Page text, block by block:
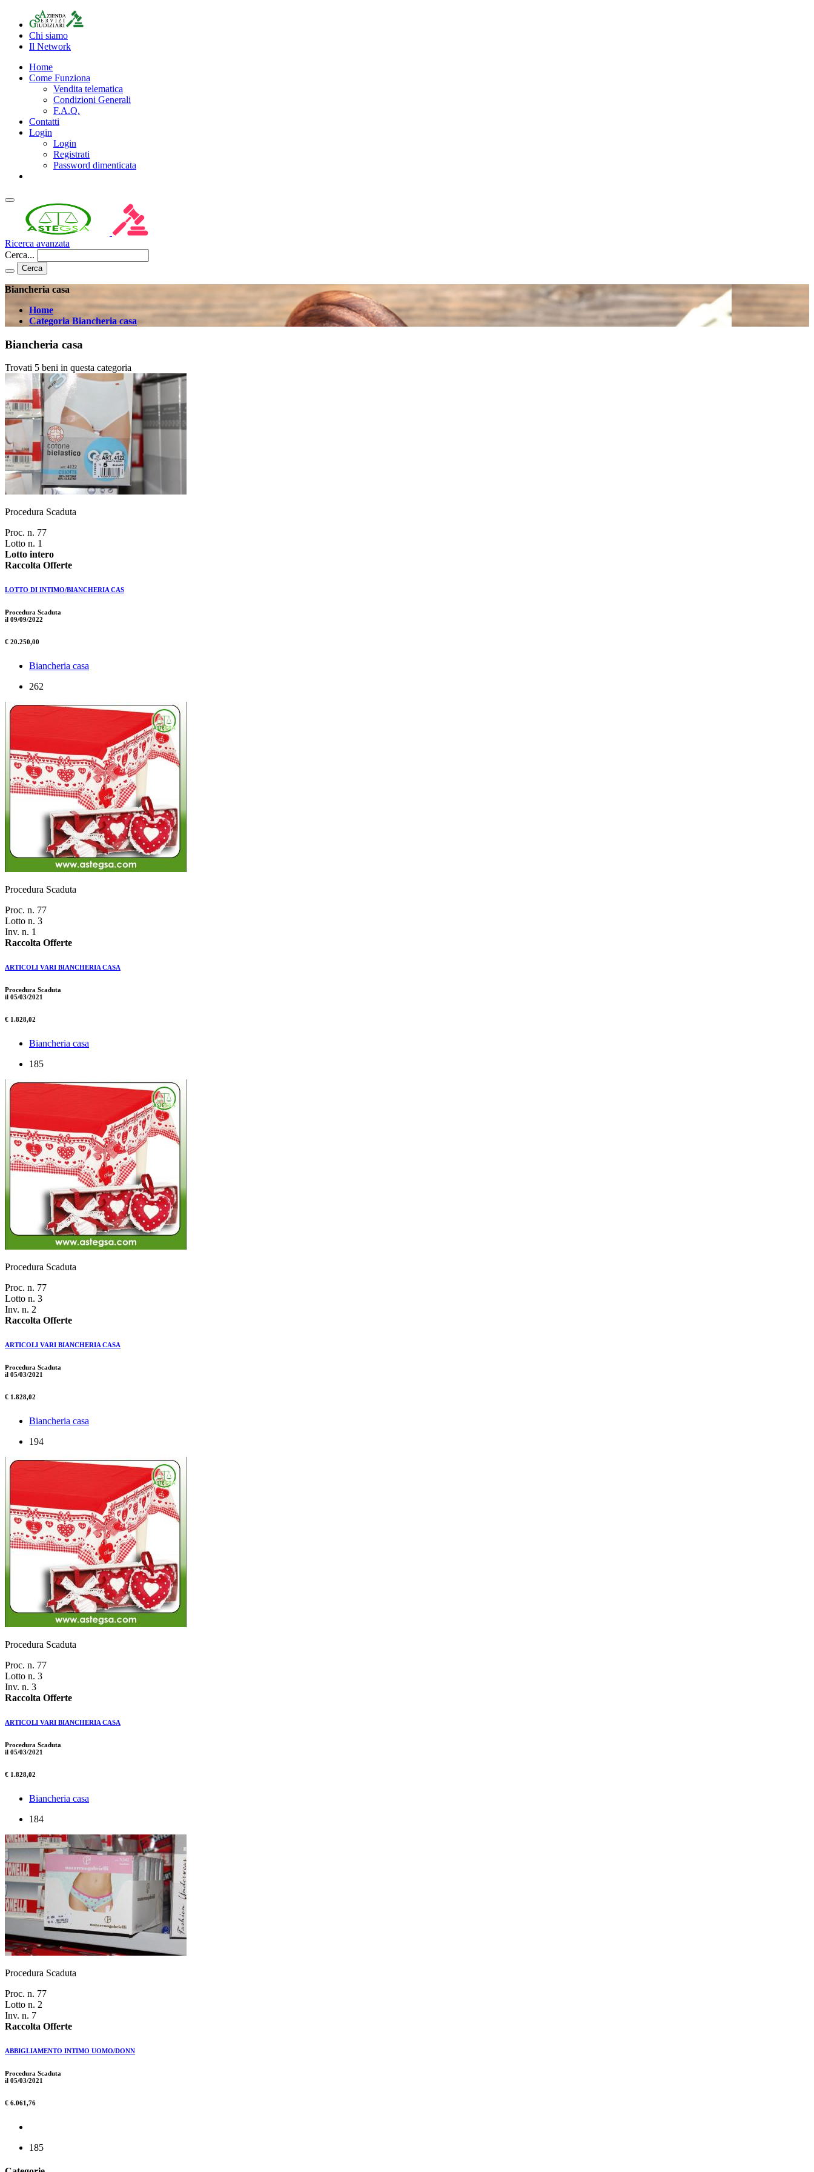
Chi siamo
Il Network
Home
Come Funziona
Vendita telematica
Condizioni Generali
F.A.Q.
Contatti
Login
Login
Registrati
Password dimenticata
Ricerca avanzata
Cerca...
Cerca
Biancheria casa
Home
Categoria Biancheria casa
Biancheria casa
Trovati 5 beni in questa categoria
Procedura Scaduta
Proc. n. 77
Lotto n. 1
Lotto intero
Raccolta Offerte
LOTTO DI INTIMO/BIANCHERIA CAS
Procedura Scaduta
il 09/09/2022
€ 20.250,00
Biancheria casa
262
Procedura Scaduta
Proc. n. 77
Lotto n. 3
Inv. n. 1
Raccolta Offerte
ARTICOLI VARI BIANCHERIA CASA
Procedura Scaduta
il 05/03/2021
€ 1.828,02
Biancheria casa
185
Procedura Scaduta
Proc. n. 77
Lotto n. 3
Inv. n. 2
Raccolta Offerte
ARTICOLI VARI BIANCHERIA CASA
Procedura Scaduta
il 05/03/2021
€ 1.828,02
Biancheria casa
194
Procedura Scaduta
Proc. n. 77
Lotto n. 3
Inv. n. 3
Raccolta Offerte
ARTICOLI VARI BIANCHERIA CASA
Procedura Scaduta
il 05/03/2021
€ 1.828,02
Biancheria casa
184
Procedura Scaduta
Proc. n. 77
Lotto n. 2
Inv. n. 7
Raccolta Offerte
ABBIGLIAMENTO INTIMO UOMO/DONN
Procedura Scaduta
il 05/03/2021
€ 6.061,76
185